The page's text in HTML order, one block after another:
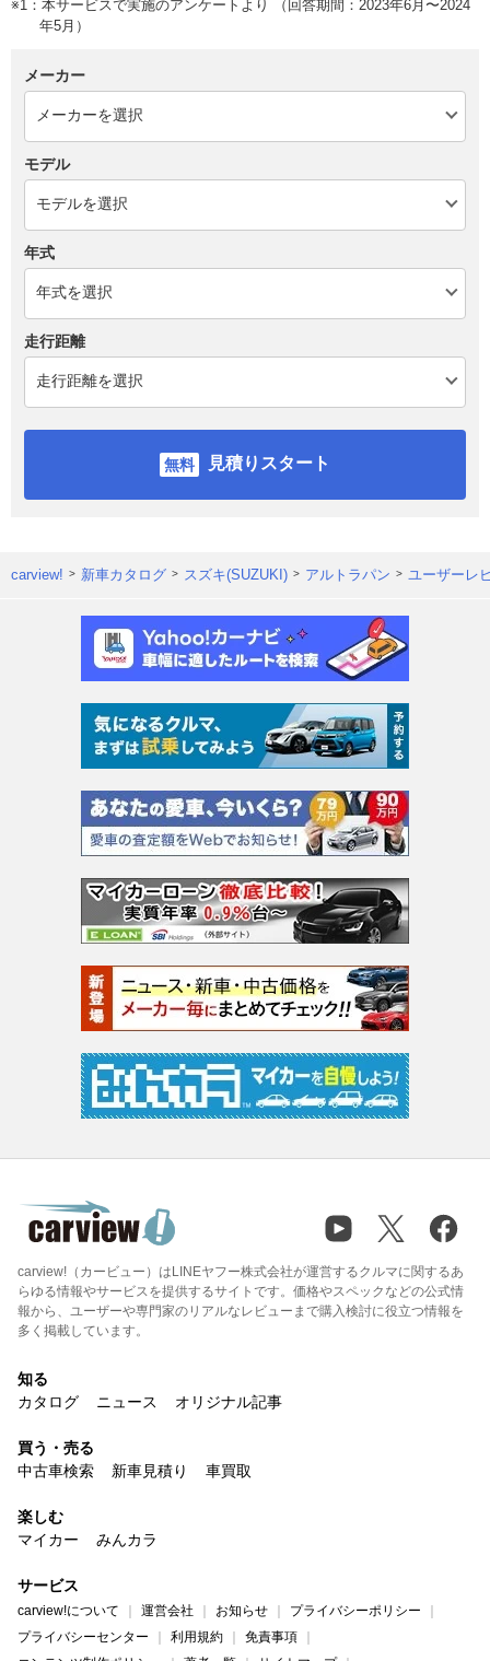
※1：本サービスで実施のアンケートより （回答期間：2023年6月〜2024
年5月）
メーカー
モデル
年式
走行距離
見積りスタート
carview! 新車カタログ スズキ(SUZUKI) アルトラパン ユーザーレ
carview!（カービュー）はLINEヤフー株式会社が運営するクルマに関するあ
らゆる情報やサービスを提供するサイトです。価格やスペックなどの公式情
報から、ユーザーや専門家のリアルなレビューまで購入検討に役立つ情報を
多く掲載しています。
知る
カタログ
ニュース オリジナル記事
買う・売る
中古車検索
新車見積り 車買取
楽しむ
マイカー
みんカラ
サービス
carview!について 運営会社 お知らせ
プライバシーポリシー
プライバシーセンター
利用規約
免責事項